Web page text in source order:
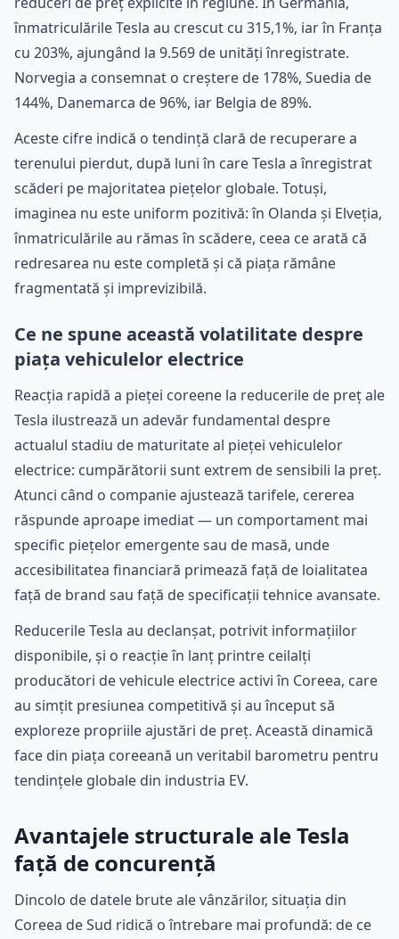
înmatriculările Tesla au crescut cu 315,1%, iar în Franța
cu 203%, ajungând la 9.569 de unități înregistrate.
Norvegia a consemnat o creștere de 178%, Suedia de
144%, Danemarca de 96%, iar Belgia de 89%.
Aceste cifre indică o tendință clară de recuperare a
terenului pierdut, după luni în care Tesla a înregistrat
scăderi pe majoritatea piețelor globale. Totuși,
imaginea nu este uniform pozitivă: în Olanda și Elveția,
înmatriculările au rămas în scădere, ceea ce arată că
redresarea nu este completă și că piața rămâne
fragmentată și imprevizibilă.
Ce ne spune această volatilitate despre
piața vehiculelor electrice
Reacția rapidă a pieței coreene la reducerile de preț ale
Tesla ilustrează un adevăr fundamental despre
actualul stadiu de maturitate al pieței vehiculelor
electrice: cumpărătorii sunt extrem de sensibili la preț.
Atunci când o companie ajustează tarifele, cererea
răspunde aproape imediat — un comportament mai
specific piețelor emergente sau de masă, unde
accesibilitatea financiară primează față de loialitatea
față de brand sau față de specificații tehnice avansate.
Reducerile Tesla au declanșat, potrivit informațiilor
disponibile, și o reacție în lanț printre ceilalți
producători de vehicule electrice activi în Coreea, care
au simțit presiunea competitivă și au început să
exploreze propriile ajustări de preț. Această dinamică
face din piața coreeană un veritabil barometru pentru
tendințele globale din industria EV.
Avantajele structurale ale Tesla
față de concurență
Dincolo de datele brute ale vânzărilor, situația din
Coreea de Sud ridică o întrebare mai profundă: de ce